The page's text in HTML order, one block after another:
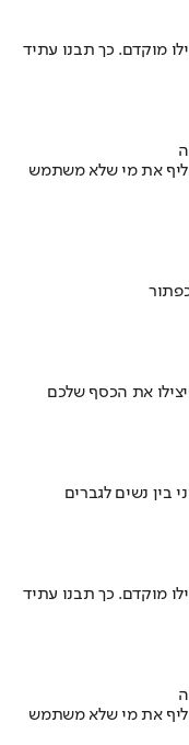
מוקדם. כך תבנו עתיד
את מי שלא משתמש
את הכסף שלכם
בין נשים לגברים
מוקדם. כך תבנו עתיד
את מי שלא משתמש